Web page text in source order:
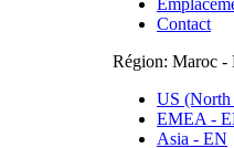
Contact
Région: Maroc -
US (North
EMEA -
Asia - EN